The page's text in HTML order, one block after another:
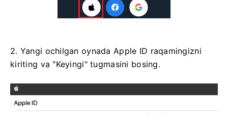
2. Yangi ochilgan oynada Apple ID raqamingizni
kiriting va "Keyingi" tugmasini bosing.